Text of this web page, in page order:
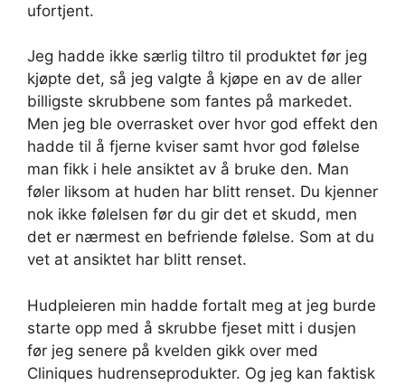
ufortjent.
Jeg hadde ikke særlig tiltro til produktet før jeg
kjøpte det, så jeg valgte å kjøpe en av de aller
billigste skrubbene som fantes på markedet.
Men jeg ble overrasket over hvor god effekt den
hadde til å fjerne kviser samt hvor god følelse
man fikk i hele ansiktet av å bruke den. Man
føler liksom at huden har blitt renset. Du kjenner
nok ikke følelsen før du gir det et skudd, men
det er nærmest en befriende følelse. Som at du
vet at ansiktet har blitt renset.
Hudpleieren min hadde fortalt meg at jeg burde
starte opp med å skrubbe fjeset mitt i dusjen
før jeg senere på kvelden gikk over med
Cliniques hudrenseprodukter. Og jeg kan faktisk